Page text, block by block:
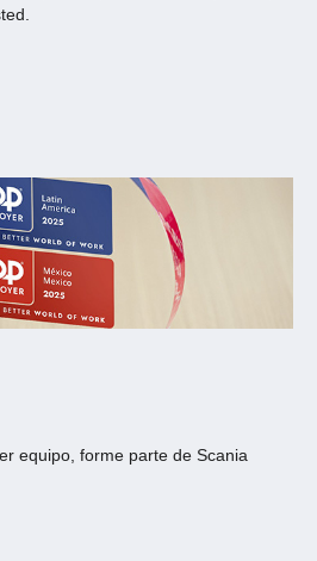
equipo, forme parte de Scania